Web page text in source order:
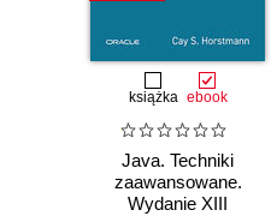
książka ebook
Java. Techniki
zaawansowane.
Wydanie XIII